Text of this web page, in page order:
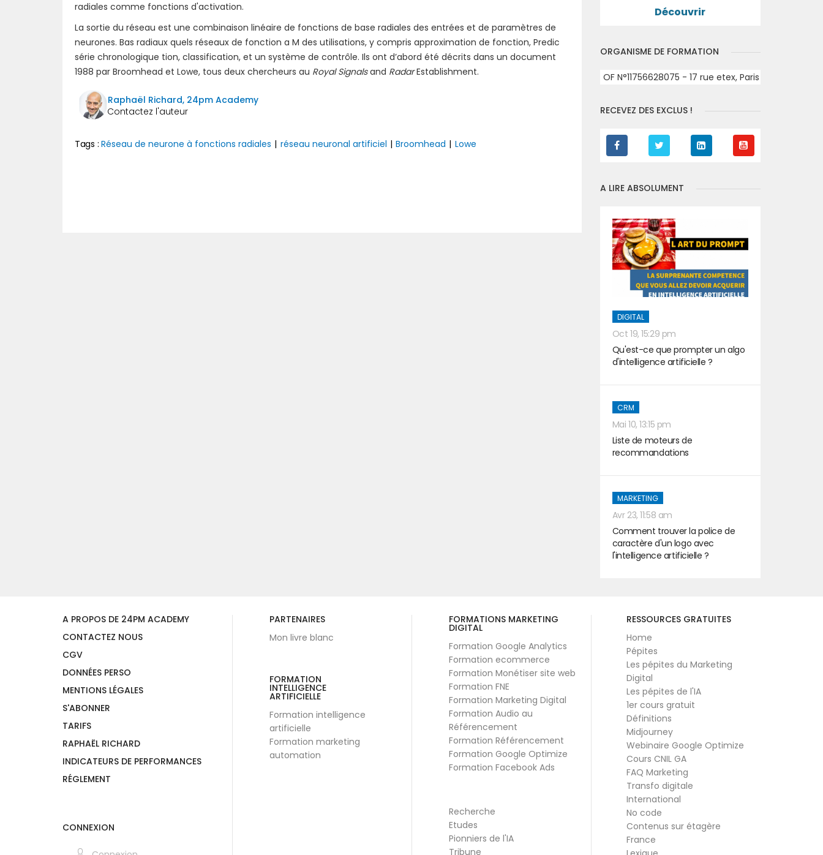
radiales comme fonctions d'activation.
La sortie du réseau est une combinaison linéaire de fonctions de base radiales des entrées et de paramètres de
neurones. Bas radiaux quels réseaux de fonction a M des utilisations, y compris approximation de fonction, Predic
série chronologique tion, classification, et un système de contrôle. Ils ont d’abord été décrits dans un document
1988 par Broomhead et Lowe, tous deux chercheurs au Royal Signalsand RadarEstablishment.
Raphaël Richard, 24pm Academy
Tags : Réseau de neurone à fonctions radiales | réseau neuronal artificiel | Broomhead | Lowe
Découvrir
ORGANISME DE FORMATION
OF N°11756628075 - 17 rue etex, Paris
RECEVEZ DES EXCLUS !
A LIRE ABSOLUMENT
DIGITAL
Oct 19, 15:29 pm
Qu'est-ce que prompter un algo
d'intelligence artificielle ?
CRM
Mai 10, 13:15 pm
Liste de moteurs de
recommandations
MARKETING
Avr 23, 11:58 am
Comment trouver la police de
caractère d'un logo avec
l'intelligence artificielle ?
A PROPOS DE 24PM ACADEMY
CONTACTEZ NOUS
CGV
DONNÉES PERSO
MENTIONS LÉGALES
S'ABONNER
TARIFS
RAPHAËL RICHARD
INDICATEURS DE PERFORMANCES
RÉGLEMENT
CONNEXION
PARTENAIRES
Mon livre blanc
FORMATION
INTELLIGENCE
ARTIFICIELLE
Formation intelligence
artificielle
Formation marketing
automation
FORMATIONS MARKETING
DIGITAL
Formation Google Analytics
Formation ecommerce
Formation Monétiser site web
Formation FNE
Formation Marketing Digital
Formation Audio au
Référencement
Formation Référencement
Formation Google Optimize
Formation Facebook Ads
Recherche
Etudes
Pionniers de l'IA
Tribune
RESSOURCES GRATUITES
Home
Pépites
Les pépites du Marketing
Digital
Les pépites de l'IA
1er cours gratuit
Définitions
Midjourney
Webinaire Google Optimize
Cours CNIL GA
FAQ Marketing
Transfo digitale
International
No code
Contenus sur étagère
France